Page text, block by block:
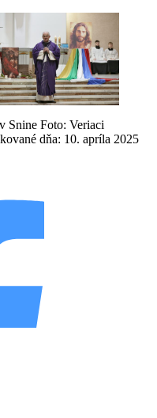
Snine Foto: Veriaci
dňa: 10. apríla 2025